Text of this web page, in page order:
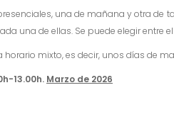
una de mañana y otra de
una de ellas. Se puede elegir entre
horario mixto, es decir, unos días de
13.00h. Marzo de 2026